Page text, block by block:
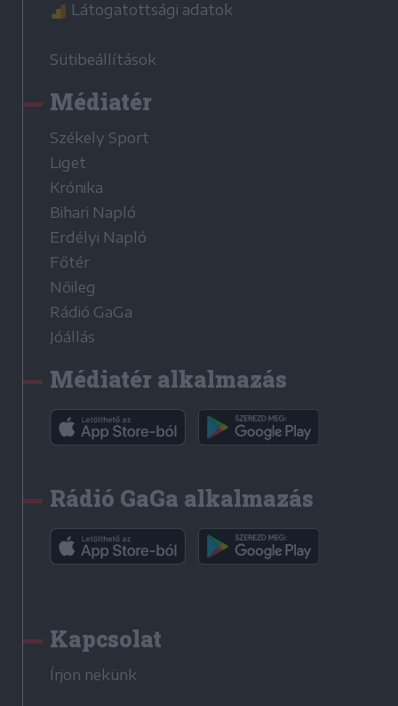
Látogatottsági adatok
Sütibeállítások
Médiatér
Székely Sport
Liget
Krónika
Bihari Napló
Erdélyi Napló
Főtér
Nőileg
Rádió GaGa
Jóállás
Médiatér alkalmazás
Rádió GaGa alkalmazás
Kapcsolat
Írjon nekünk